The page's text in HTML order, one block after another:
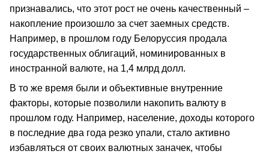
признавались, что этот рост не очень качественный –
накопление произошло за счет заемных средств.
Например, в прошлом году Белоруссия продала
государственных облигаций, номинированных в
иностранной валюте, на 1,4 млрд долл.
В то же время были и объективные внутренние
факторы, которые позволили накопить валюту в
прошлом году. Например, население, доходы которого
в последние два года резко упали, стало активно
избавляться от своих валютных заначек, чтобы